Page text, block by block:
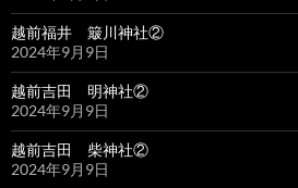
越前福井 簸川神社②
2024年9月9日
越前吉田 明神社②
2024年9月9日
越前吉田 柴神社②
2024年9月9日